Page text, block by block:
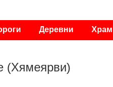
Деревни
(Хямеярви)